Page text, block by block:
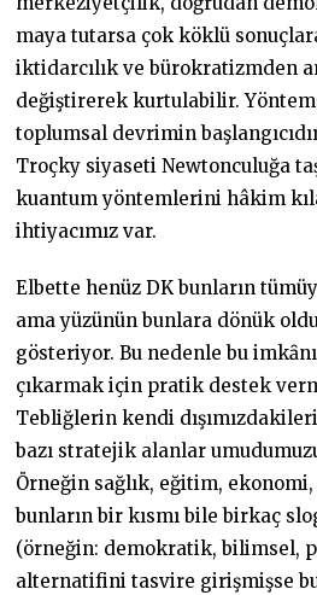
maya tutarsa çok köklü
iktidarcılık ve bürokratizmden
değiştirerek kurtulabilir.
toplumsal devrimin
Troçky siyaseti Newtonculuğa
kuantum yöntemlerini hâkim
ihtiyacımız var.
Elbette henüz DK bunların
ama yüzünün bunlara dönük
gösteriyor. Bu nedenle bu
çıkarmak için pratik destek
Tebliğlerin kendi
bazı stratejik alanlar
Örneğin sağlık, eğitim,
bunların bir kısmı bile birkaç
(örneğin: demokratik, bilimsel,
alternatifini tasvire girişmişse